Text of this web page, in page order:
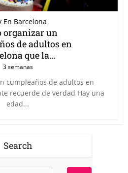
En Barcelona
organizar un
de adultos en
que la...
3 semanas
cumpleaños de adultos en
recuerde de verdad Hay una
edad...
Search